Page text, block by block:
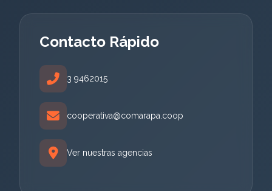
Contacto Rápido
3 9462015
cooperativa@comarapa.coop
Ver nuestras agencias